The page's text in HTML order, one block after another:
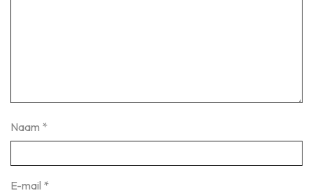
Naam *
E-mail *